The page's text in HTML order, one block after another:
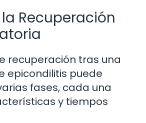
Recuperación
recuperación tras una
epicondilitis puede
fases, cada una
y tiempos